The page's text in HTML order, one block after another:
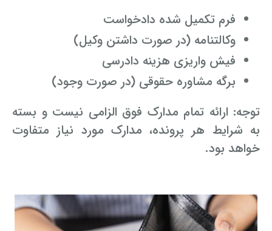
فرم تکمیل شده دادخواست
وکالتنامه (در صورت داشتن وکیل)
فیش واریزی هزینه دادرسی
برگه مشاوره حقوقی (در صورت وجود)
توجه: ارائه تمام مدارک فوق الزامی نیست و بسته
به شرایط هر پرونده، مدارک مورد نیاز متفاوت
خواهد بود.